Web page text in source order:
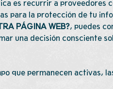
es recurrir a proveedores
para la protección de tu
PÁGINA WEB?, puedes
una decisión consciente
que permanecen activas,